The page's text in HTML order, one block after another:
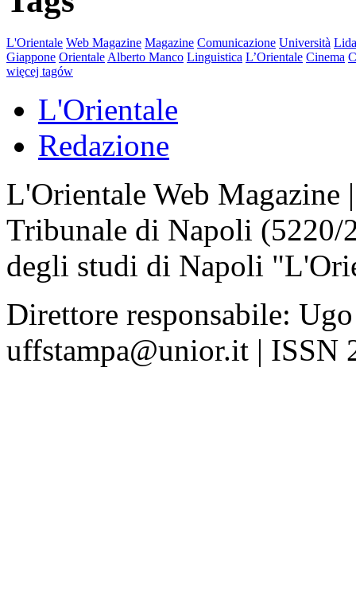
L'Orientale Web Magazine Magazine Comunicazione Università
Giappone Orientale Alberto Manco Linguistica L’Orientale Cinema
więcej tagów
L'Orientale
Redazione
L'Orientale Web Magazine
Tribunale di Napoli
degli studi di Napoli
Direttore responsabile:
uffstampa@unior.it | ISSN